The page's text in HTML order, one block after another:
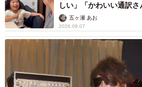
走行距離課税を設定すれば、税負担が
「ユーザーが車の使用を少し控える」
できます。そうすれば、環境保全につ
また、走行距離に加えて時間帯や交通
を行えば、「夜間の交通量を減らす」
しい」「かわいい通訳さ
五ヶ瀬 あお
2026.08.07